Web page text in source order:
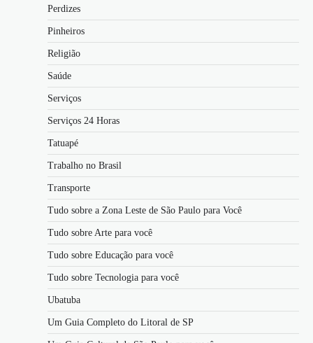
Perdizes
Pinheiros
Religião
Saúde
Serviços
Serviços 24 Horas
Tatuapé
Trabalho no Brasil
Transporte
Tudo sobre a Zona Leste de São Paulo para Você
Tudo sobre Arte para você
Tudo sobre Educação para você
Tudo sobre Tecnologia para você
Ubatuba
Um Guia Completo do Litoral de SP